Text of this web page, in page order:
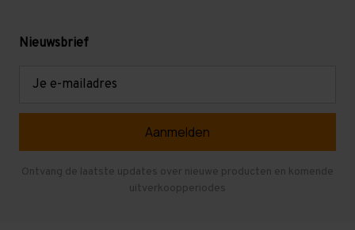
Levering en afhalen
Mezzanine
Gebruikte entresolvloeren
Nieuwsbrief
Ontvang de laatste updates over nieuwe producten en komende
uitverkoopperiodes